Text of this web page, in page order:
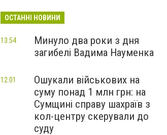
ОСТАННІ НОВИНИ
Минуло два роки з дня
загибелі Вадима Науменка
13:54
Ошукали військових на
суму понад 1 млн грн: на
Сумщині справу шахраїв з
кол-центру скерували до
суду
12:01